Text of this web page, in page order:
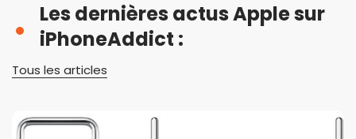
Les dernières actus Apple sur
iPhoneAddict :
Tous les articles